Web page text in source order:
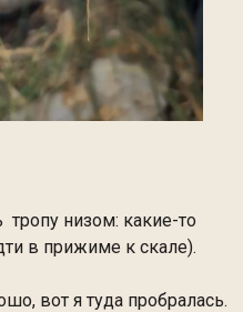
низом: какие-то
в прижиме к скале).
вот я туда пробралась.